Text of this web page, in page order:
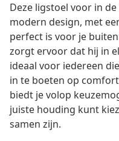
Deze ligstoel voor in
modern design, met
perfect is voor je
zorgt ervoor dat hij in
ideaal voor iedereen
in te boeten op
biedt je volop
juiste houding kunt
samen zijn.